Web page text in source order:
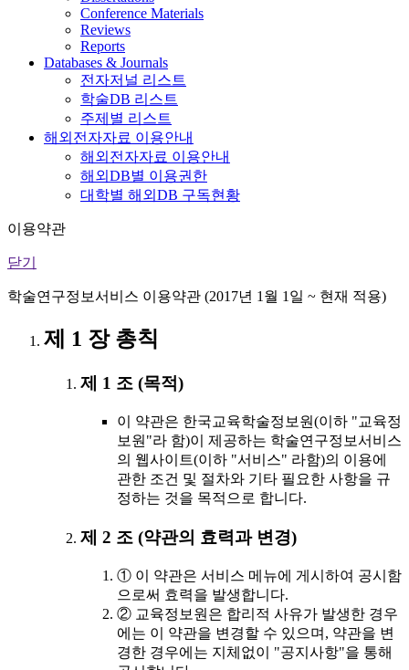
Conference Materials
Reviews
Reports
Databases & Journals
전자저널 리스트
학술DB 리스트
주제별 리스트
해외전자자료 이용안내
해외전자자료 이용안내
해외DB별 이용권한
대학별 해외DB 구독현황
이용약관
닫기
학술연구정보서비스 이용약관 (2017년 1월 1일 ~ 현재 적용)
제 1 장 총칙
제 1 조 (목적)
이 약관은 한국교육학술정보원(이하 "교육정
보원"라 함)이 제공하는 학술연구정보서비스
의 웹사이트(이하 "서비스" 라함)의 이용에
관한 조건 및 절차와 기타 필요한 사항을 규
정하는 것을 목적으로 합니다.
제 2 조 (약관의 효력과 변경)
① 이 약관은 서비스 메뉴에 게시하여 공시함
으로써 효력을 발생합니다.
② 교육정보원은 합리적 사유가 발생한 경우
에는 이 약관을 변경할 수 있으며, 약관을 변
경한 경우에는 지체없이 "공지사항"을 통해